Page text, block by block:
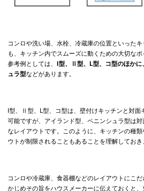
コンロや洗い場、水栓、冷蔵庫の位置といった
も、キッチン内でスムーズに動くための大切な
参考例としては、 I型、Ⅱ型、L型、コ型のほかに
ュラ型などがあります。
I型、Ⅱ型、L型、コ型は、壁付けキッチンと対面
可能ですが、アイランド型、ペニンシュラ型は
なレイアウトです。このように、キッチンの種
ウトが制限されることもあることを理解しておき
コンロや冷蔵庫、食器棚などのレイアウトにこ
かじめその旨をハウスメーカーに伝えておくと